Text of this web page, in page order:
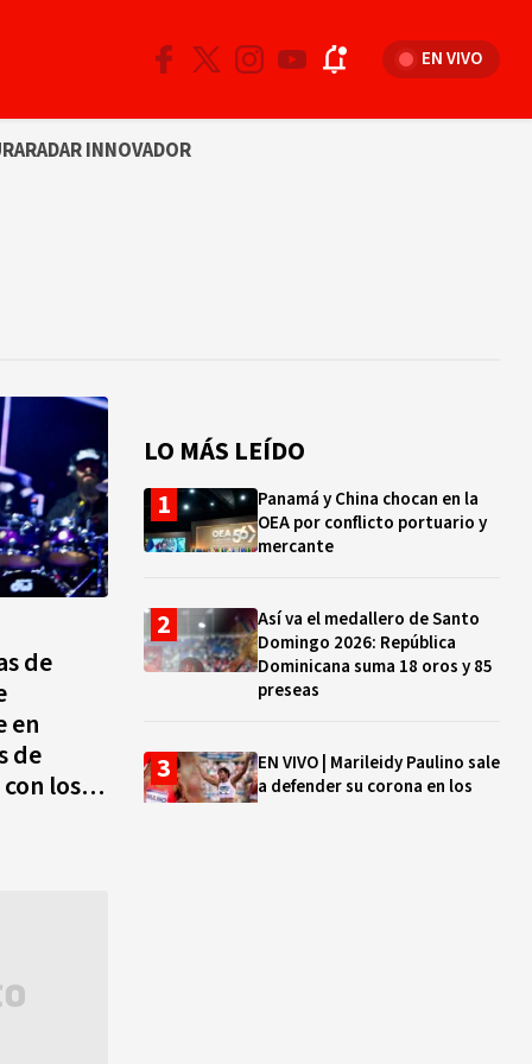
EN VIVO
RADAR INNOVADOR
de
en
de
los
LO MÁS LEÍDO
Panamá y China chocan en la
OEA por conflicto portuario y
mercante
Así va el medallero de Santo
Domingo 2026: República
Dominicana suma 18 oros y 85
preseas
EN VIVO | Marileidy Paulino sale
a defender su corona en los